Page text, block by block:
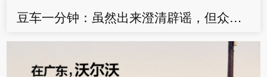
豆车一分钟：虽然出来澄清辟谣，但众泰等这四家车企真不好过